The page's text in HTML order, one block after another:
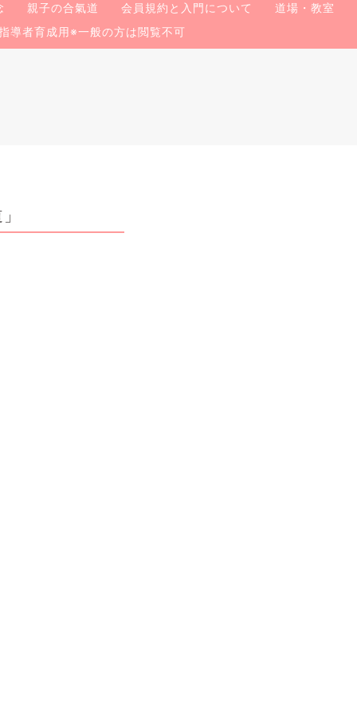
親子の合氣道 会員規約と入門について
道場・教室
導者育成用※一般の方は閲覧不可